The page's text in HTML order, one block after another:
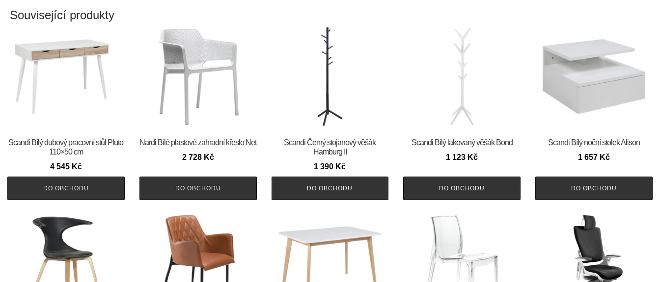
Související produkty
Scandi Bílý dubový pracovní stůl Pluto
110×50 cm
4 545 Kč
DO OBCHODU
Nardi Bílé plastové zahradní křeslo Net
2 728 Kč
DO OBCHODU
Scandi Černý stojanový věšák
Hamburg II
1 390 Kč
DO OBCHODU
Scandi Bílý lakovaný věšák Bond
1 123 Kč
DO OBCHODU
Scandi Bílý noční stolek Alison
1 657 Kč
DO OBCHODU